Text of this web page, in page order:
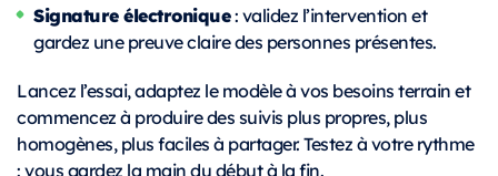
Signature électronique: validez l’intervention et
gardez une preuve claire des personnes présentes.
Lancez l’essai, adaptez le modèle à vos besoins terrain et
commencez à produire des suivis plus propres, plus
homogènes, plus faciles à partager. Testez à votre rythme
: vous gardez la main du début à la fin.